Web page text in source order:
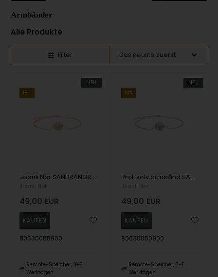
Armbänder
Alle Produkte
Filter
NEU
18%
Joanli Nor SANDRANOR Armband vergoldet Silber mit Zirkonia
49,00 EUR
80630055900
Remote-Speicher, 3-5
Werktagen
NEU
18%
Rhd. sølv armbånd SANDRANOR, von Joanli Nor
49,00 EUR
80630050900
Remote-Speicher, 3-5
Werktagen